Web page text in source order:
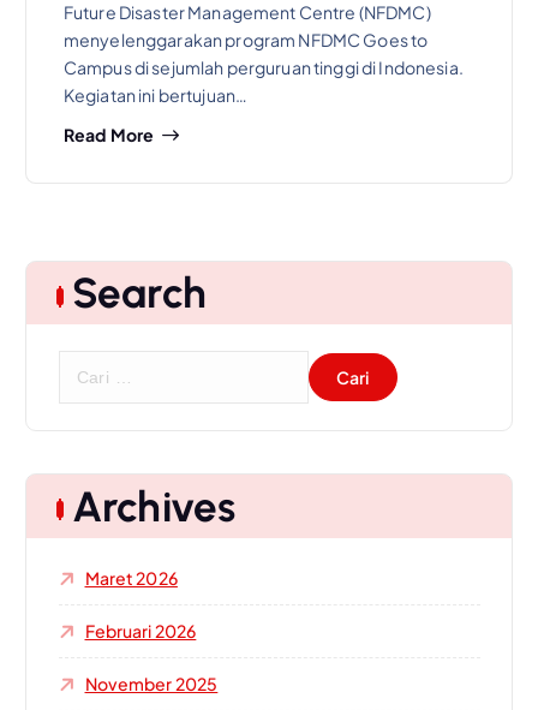
Future Disaster Management Centre (NFDMC)
menyelenggarakan program NFDMC Goes to
Campus di sejumlah perguruan tinggi di Indonesia.
Kegiatan ini bertujuan…
Read More
Search
u
n
k
Archives
Maret 2026
Februari 2026
November 2025